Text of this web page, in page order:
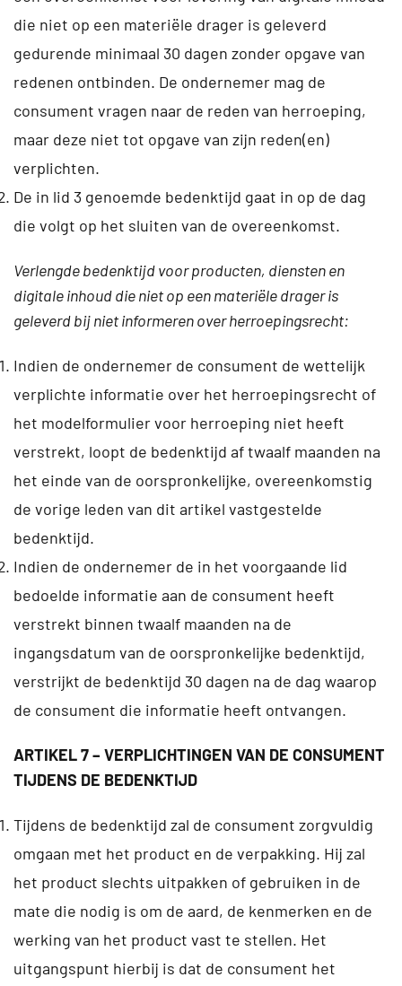
die niet op een materiële drager is geleverd
gedurende minimaal 30 dagen zonder opgave van
redenen ontbinden. De ondernemer mag de
consument vragen naar de reden van herroeping,
maar deze niet tot opgave van zijn reden(en)
verplichten.
De in lid 3 genoemde bedenktijd gaat in op de dag
die volgt op het sluiten van de overeenkomst.
Verlengde bedenktijd voor producten, diensten en
digitale inhoud die niet op een materiële drager is
geleverd bij niet informeren over herroepingsrecht:
Indien de ondernemer de consument de wettelijk
verplichte informatie over het herroepingsrecht of
het modelformulier voor herroeping niet heeft
verstrekt, loopt de bedenktijd af twaalf maanden na
het einde van de oorspronkelijke, overeenkomstig
de vorige leden van dit artikel vastgestelde
bedenktijd.
Indien de ondernemer de in het voorgaande lid
bedoelde informatie aan de consument heeft
verstrekt binnen twaalf maanden na de
ingangsdatum van de oorspronkelijke bedenktijd,
verstrijkt de bedenktijd 30 dagen na de dag waarop
de consument die informatie heeft ontvangen.
ARTIKEL 7 – VERPLICHTINGEN VAN DE CONSUMENT
TIJDENS DE BEDENKTIJD
Tijdens de bedenktijd zal de consument zorgvuldig
omgaan met het product en de verpakking. Hij zal
het product slechts uitpakken of gebruiken in de
mate die nodig is om de aard, de kenmerken en de
werking van het product vast te stellen. Het
uitgangspunt hierbij is dat de consument het